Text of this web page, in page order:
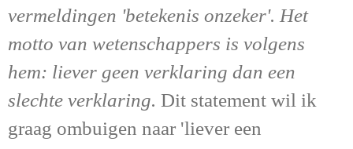
vermeldingen 'betekenis onzeker'. Het
motto van wetenschappers is volgens
hem: liever geen verklaring dan een
slechte verklaring. Dit statement wil ik
graag ombuigen naar 'liever een